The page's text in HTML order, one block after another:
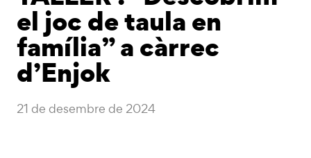
el joc de taula en
família” a càrrec
d’Enjok
21 de desembre de 2024